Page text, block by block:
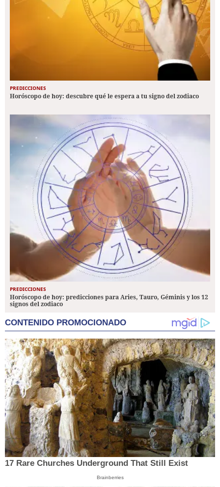
PREDICCIONES
Horóscopo de hoy: descubre qué le espera a tu signo del zodiaco
PREDICCIONES
Horóscopo de hoy: predicciones para Aries, Tauro, Géminis y los 12
signos del zodiaco
CONTENIDO PROMOCIONADO
17 Rare Churches Underground That Still Exist
Brainberries